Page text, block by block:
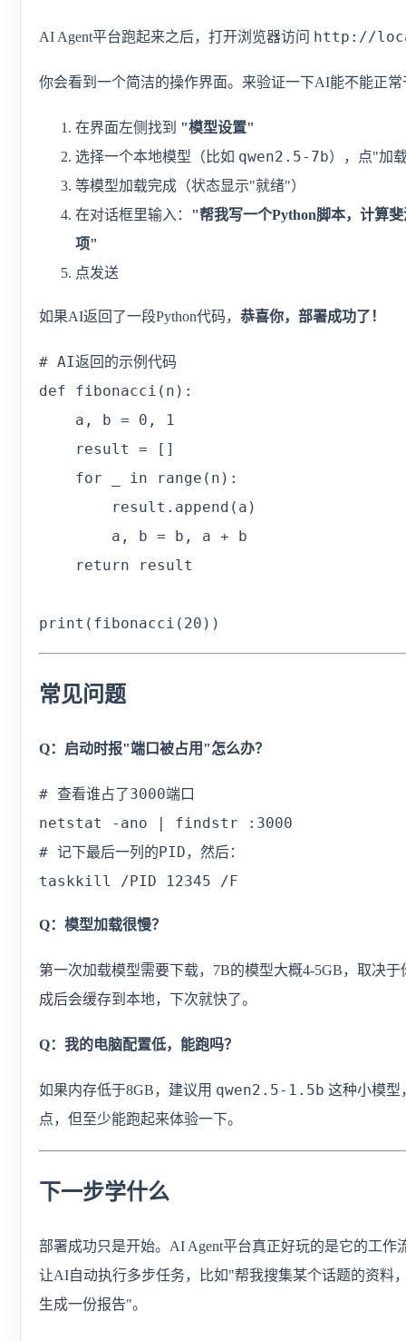
AI Agent平台跑起来之后，打开浏览器访问 http://
你会看到一个简洁的操作界面。来验证一下AI能不能正常
在界面左侧找到 "模型设置"
选择一个本地模型（比如 qwen2.5-7b），点"加
等模型加载完成（状态显示"就绪"）
在对话框里输入： "帮我写一个Python脚本，计算
项"
点发送
如果AI返回了一段Python代码， 恭喜你，部署成功了！
# AI返回的示例代码
def fibonacci(n):
    a, b = 0, 1
    result = []
    for _ in range(n):
        result.append(a)
        a, b = b, a + b
    return result
print(fibonacci(20))
常见问题
Q：启动时报"端口被占用"怎么办？
# 查看谁占了3000端口
netstat -ano | findstr :3000
# 记下最后一列的PID，然后：
taskkill /PID 12345 /F
Q：模型加载很慢？
第一次加载模型需要下载，7B的模型大概4-5GB，取决
成后会缓存到本地，下次就快了。
Q：我的电脑配置低，能跑吗？
如果内存低于8GB，建议用 qwen2.5-1.5b 这种小模型
点，但至少能跑起来体验一下。
下一步学什么
部署成功只是开始。AI Agent平台真正好玩的是它的工
让AI自动执行多步任务，比如"帮我搜集某个话题的资料
生成一份报告"。